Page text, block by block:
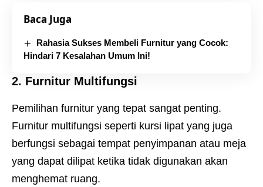
Baca Juga
Rahasia Sukses Membeli Furnitur yang Cocok:
Hindari 7 Kesalahan Umum Ini!
2. Furnitur Multifungsi
Pemilihan furnitur yang tepat sangat penting.
Furnitur multifungsi seperti kursi lipat yang juga
berfungsi sebagai tempat penyimpanan atau meja
yang dapat dilipat ketika tidak digunakan akan
menghemat ruang.